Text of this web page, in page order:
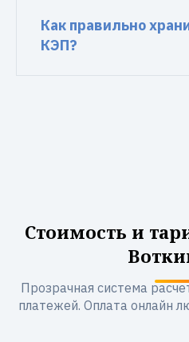
Как правильно
КЭП?
Стоимость и
Прозрачная система
платежей. Оплата онлайн